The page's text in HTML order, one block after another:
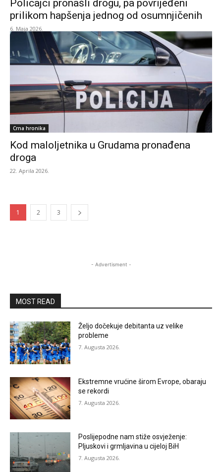
Policajci pronašli drogu, pa povrijeđeni
prilikom hapšenja jednog od osumnjičenih
6. Maja 2026.
Crna hronika
Kod maloljetnika u Grudama pronađena
droga
22. Aprila 2026.
1 2 3
- Advertisment -
MOST READ
Željo dočekuje debitanta uz velike
probleme
7. Augusta 2026.
Ekstremne vrućine širom Evrope, obaraju
se rekordi
7. Augusta 2026.
Poslijepodne nam stiže osvježenje:
Pljuskovi i grmljavina u cijeloj BiH
7. Augusta 2026.